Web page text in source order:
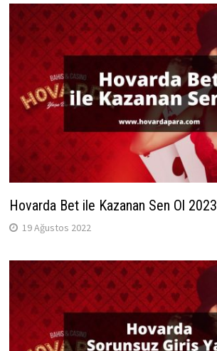
Hovarda Bet ile Kazanan Sen Ol 2023
19 Ağustos 2022